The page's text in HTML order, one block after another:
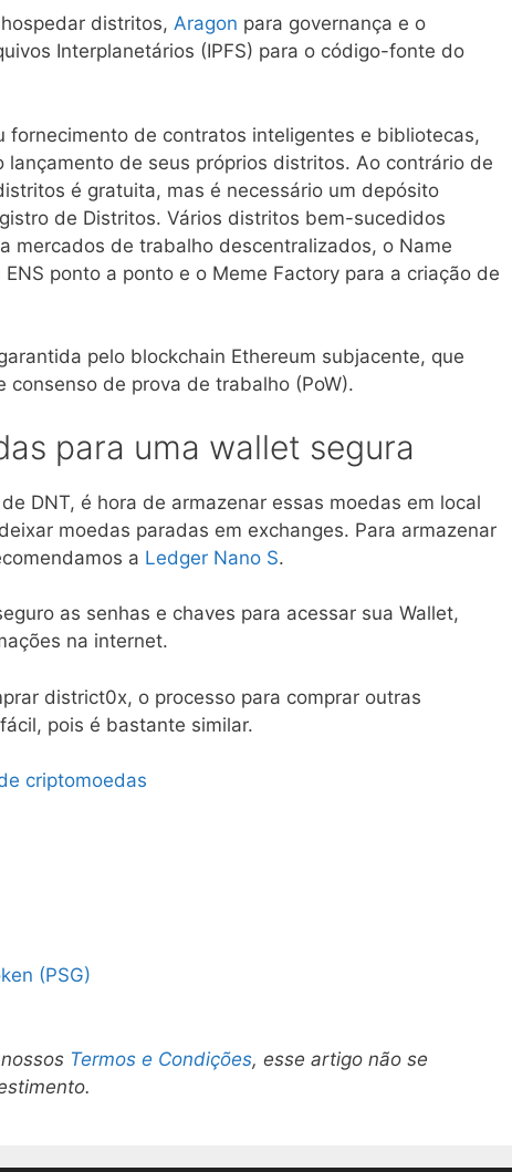
distritos, Aragon para governança e o
Interplanetários (IPFS) para o código-fonte do
fornecimento de contratos inteligentes e bibliotecas,
de seus próprios distritos. Ao contrário de
é gratuita, mas é necessário um depósito
de Distritos. Vários distritos bem-sucedidos
mercados de trabalho descentralizados, o Name
ponto a ponto e o Meme Factory para a criação de
pelo blockchain Ethereum subjacente, que
de prova de trabalho (PoW).
para uma wallet segura
DNT, é hora de armazenar essas moedas em local
moedas paradas em exchanges. Para armazenar
a Ledger Nano S.
as senhas e chaves para acessar sua Wallet,
na internet.
district0x, o processo para comprar outras
pois é bastante similar.
criptomoedas
(PSG)
Termos e Condições, esse artigo não se